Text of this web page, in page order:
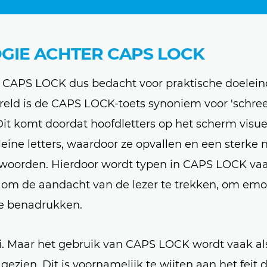
ACHTER CAPS LOCK
LOCK dus bedacht voor praktische
is de CAPS LOCK-toets synoniem voor
komt doordat hoofdletters op het scherm
letters, waardoor ze opvallen en een sterke
Hierdoor wordt typen in CAPS LOCK
de aandacht van de lezer te trekken, om
benadrukken.
het gebruik van CAPS LOCK wordt vaak